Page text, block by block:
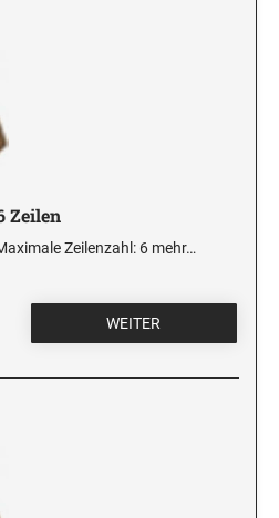
Zeilen
Zeilenzahl: 6 mehr…